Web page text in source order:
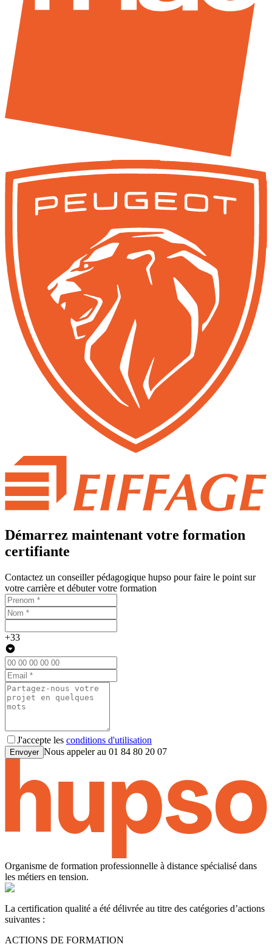
Démarrez maintenant votre formation
certifiante
Contactez un conseiller pédagogique hupso pour faire le point sur
votre carrière et débuter votre formation
+33
J'accepte les conditions d'utilisation
Envoyer Nous appeler au 01 84 80 20 07
Organisme de formation professionnelle à distance spécialisé dans
les métiers en tension.
La certification qualité a été délivrée au titre des catégories d’actions
suivantes :
ACTIONS DE FORMATION